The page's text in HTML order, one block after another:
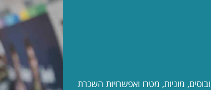
מוניות, מטרו ואפשרויות השכרת